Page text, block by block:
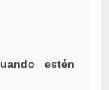
estén